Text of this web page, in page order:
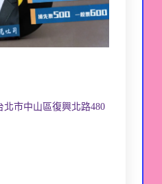
北市中山區復興北路480